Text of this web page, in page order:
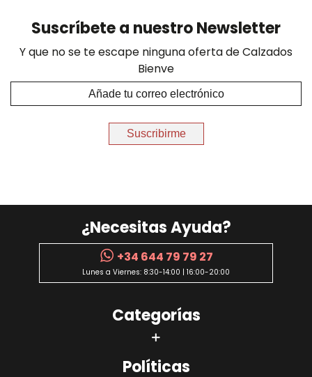
Suscríbete a nuestro Newsletter
Y que no se te escape ninguna oferta de Calzados
Bienve
Suscribirme
¿Necesitas Ayuda?
+34 644 79 79 27
Lunes a Viernes: 8:30-14:00 | 16:00-20:00
Categorías
Políticas